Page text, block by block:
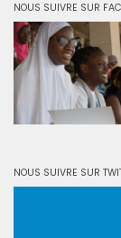
NOUS SUIVRE SUR
NOUS SUIVRE SUR